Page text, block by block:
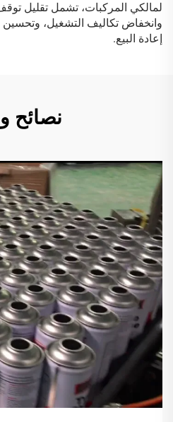
لمالكي المركبات، تشمل تقليل
وانخفاض تكاليف التشغيل، وتحسين
إعادة البيع.
نصائح